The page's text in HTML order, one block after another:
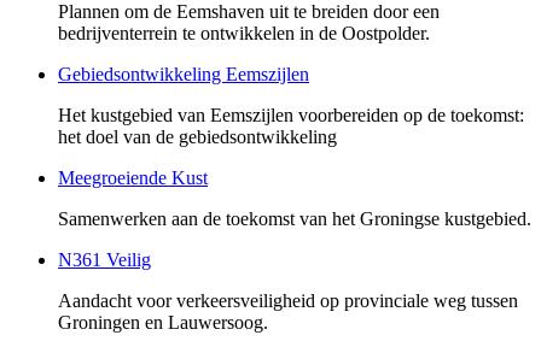
Plannen om de Eemshaven uit te breiden door een
bedrijventerrein te ontwikkelen in de Oostpolder.
Gebiedsontwikkeling Eemszijlen
Het kustgebied van Eemszijlen voorbereiden op de toekomst:
het doel van de gebiedsontwikkeling
Meegroeiende Kust
Samenwerken aan de toekomst van het Groningse kustgebied.
N361 Veilig
Aandacht voor verkeersveiligheid op provinciale weg tussen
Groningen en Lauwersoog.